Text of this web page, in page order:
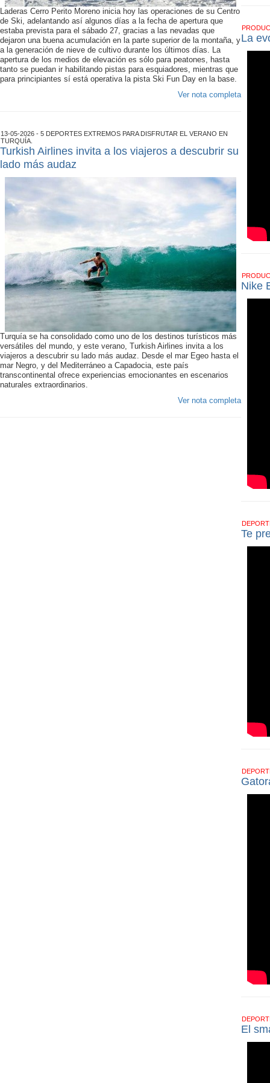
Laderas Cerro Perito Moreno inicia hoy las operaciones de su Centro
de Ski, adelantando así algunos días a la fecha de apertura que
estaba prevista para el sábado 27, gracias a las nevadas que
dejaron una buena acumulación en la parte superior de la montaña, y
a la generación de nieve de cultivo durante los últimos días. La
apertura de los medios de elevación es sólo para peatones, hasta
tanto se puedan ir habilitando pistas para esquiadores, mientras que
para principiantes sí está operativa la pista Ski Fun Day en la base.
Ver nota completa
13-05-2026 - 5 DEPORTES EXTREMOS PARA DISFRUTAR EL VERANO EN
TURQUÍA.
Turkish Airlines invita a los viajeros a descubrir su
lado más audaz
Turquía se ha consolidado como uno de los destinos turísticos más
versátiles del mundo, y este verano, Turkish Airlines invita a los
viajeros a descubrir su lado más audaz. Desde el mar Egeo hasta el
mar Negro, y del Mediterráneo a Capadocia, este país
transcontinental ofrece experiencias emocionantes en escenarios
naturales extraordinarios.
Ver nota completa
La
Nike
Te
El